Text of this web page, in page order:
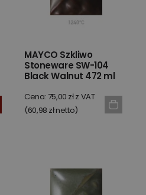
MAYCO Szkliwo
Stoneware SW-104
Black Walnut 472 ml
Cena: 75,00 zł z VAT
(60,98 zł netto)